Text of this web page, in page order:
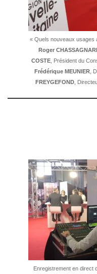
« Quels nouveaux usages
Roger
COSTE , Président du
Frédérique MEUNIER,
FREYGEFOND ,
Enregistrement en direct